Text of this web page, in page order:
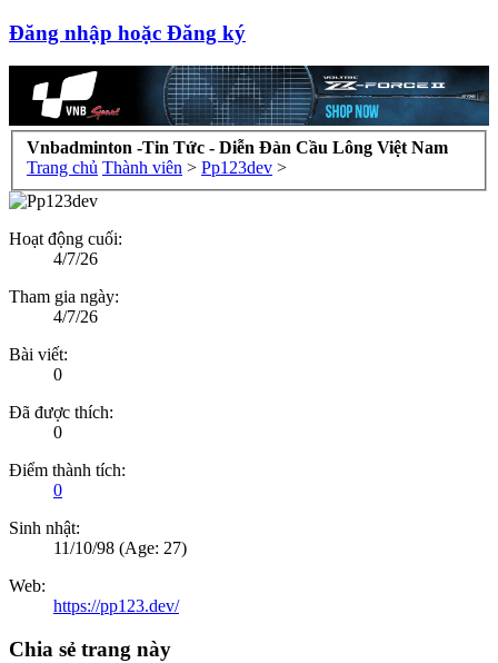
Đăng nhập hoặc Đăng ký
Vnbadminton -Tin Tức - Diễn Đàn Cầu Lông Việt Nam
Trang chủ Thành viên > Pp123dev >
Hoạt động cuối:
4/7/26
Tham gia ngày:
4/7/26
Bài viết:
0
Đã được thích:
0
Điểm thành tích:
0
Sinh nhật:
11/10/98 (Age: 27)
Web:
https://pp123.dev/
Chia sẻ trang này